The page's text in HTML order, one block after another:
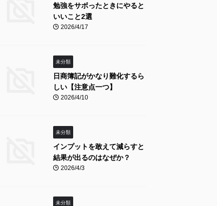
勉強をサボったときにやると
いいこと2選
2026/4/17
未分類
日商簿記がかなり難化するら
しい【注意点一つ】
2026/4/10
未分類
インプットを敢えて減らすと
結果が出るのはなぜか？
2026/4/3
未分類